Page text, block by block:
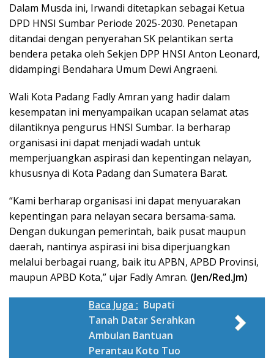
Dalam Musda ini, Irwandi ditetapkan sebagai Ketua
DPD HNSI Sumbar Periode 2025-2030. Penetapan
ditandai dengan penyerahan SK pelantikan serta
bendera petaka oleh Sekjen DPP HNSI Anton Leonard,
didampingi Bendahara Umum Dewi Angraeni.
Wali Kota Padang Fadly Amran yang hadir dalam
kesempatan ini menyampaikan ucapan selamat atas
dilantiknya pengurus HNSI Sumbar. Ia berharap
organisasi ini dapat menjadi wadah untuk
memperjuangkan aspirasi dan kepentingan nelayan,
khususnya di Kota Padang dan Sumatera Barat.
“Kami berharap organisasi ini dapat menyuarakan
kepentingan para nelayan secara bersama-sama.
Dengan dukungan pemerintah, baik pusat maupun
daerah, nantinya aspirasi ini bisa diperjuangkan
melalui berbagai ruang, baik itu APBN, APBD Provinsi,
maupun APBD Kota,” ujar Fadly Amran. (Jen/Red.Jm)
Baca Juga : Bupati
Tanah Datar Serahkan
Ambulan Bantuan
Perantau Koto Tuo